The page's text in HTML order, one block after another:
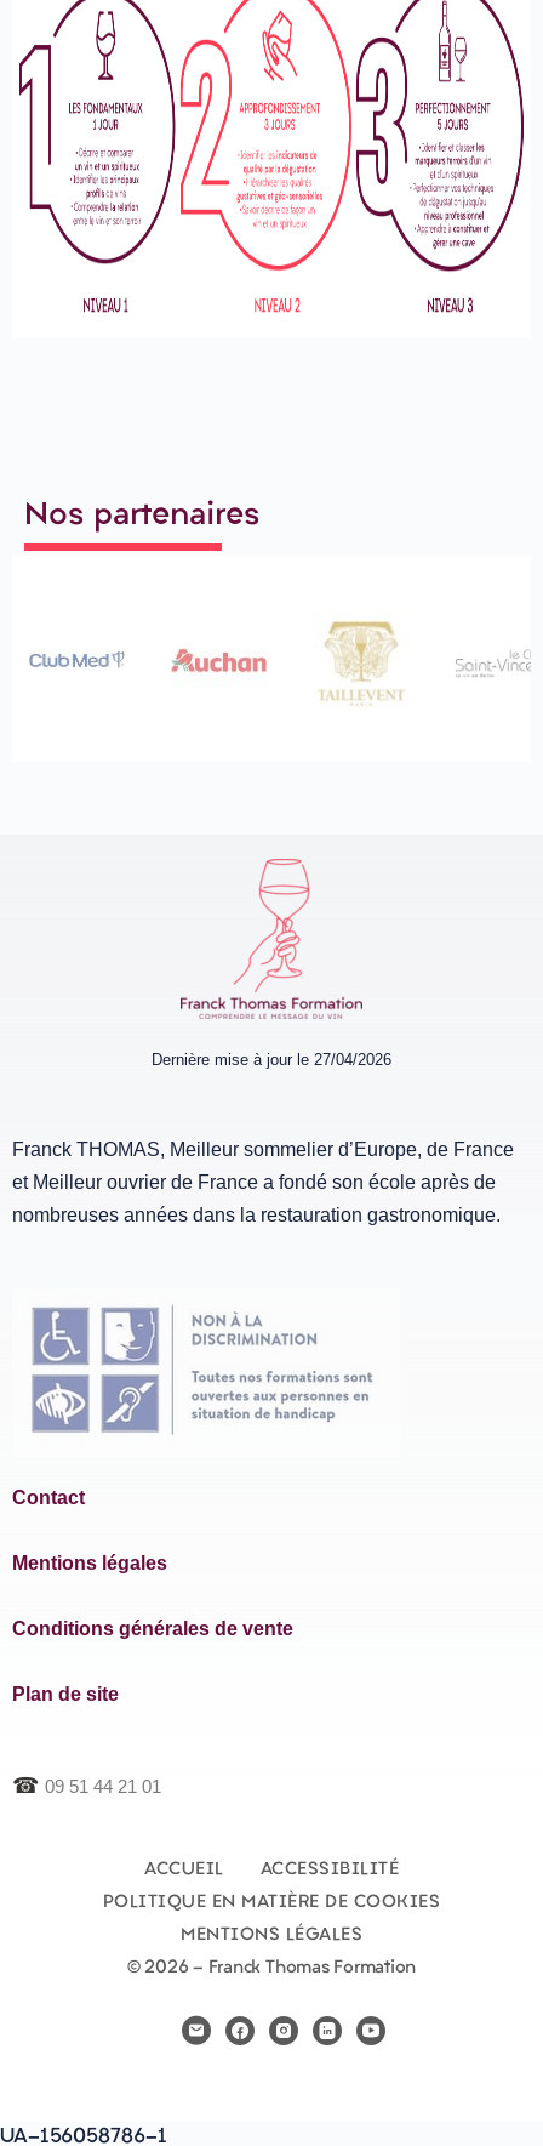
Nos partenaires
Dernière mise à jour le 27/04/2026
Franck THOMAS, Meilleur sommelier d’Europe, de France
et Meilleur ouvrier de France a fondé son école après de
nombreuses années dans la restauration gastronomique.
Contact
Mentions légales
Conditions générales de vente
Plan de site
☎ 09 51 44 21 01
ACCUEIL
ACCESSIBILITÉ
POLITIQUE EN MATIÈRE DE COOKIES
MENTIONS LÉGALES
© 2026 - Franck Thomas Formation
UA-156058786-1